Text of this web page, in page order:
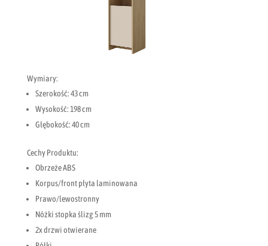
Wymiary:
Szerokość: 43 cm
Wysokość: 198 cm
Głębokość: 40 cm
Cechy Produktu:
Obrzeże ABS
Korpus/front płyta laminowana
Prawo/lewostronny
Nóżki stopka ślizg 5 mm
2x drzwi otwierane